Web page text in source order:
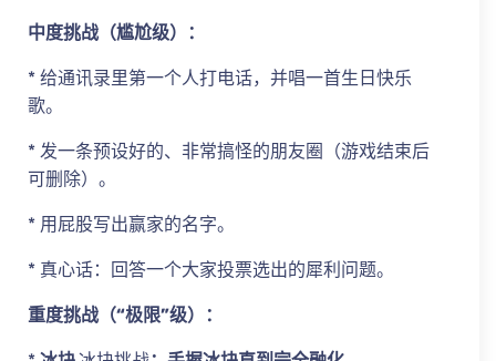
中度挑战（尴尬级）：
* 给通讯录里第一个人打电话，并唱一首生日快乐
歌。
* 发一条预设好的、非常搞怪的朋友圈（游戏结束后
可删除）。
* 用屁股写出赢家的名字。
* 真心话：回答一个大家投票选出的犀利问题。
重度挑战（“极限”级）：